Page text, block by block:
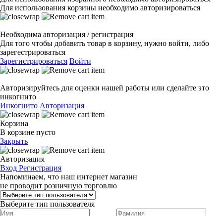
Для использования корзины необходимо авторизироваться
Необходима авторизация / регистрация
Для того чтобы добавить товар в корзину, нужно войти, либо
зарегестрироваться
Зарегистрироваться Войти
Авторизируйтесь для оценки нашей работы или сделайте это
инкогнито
Инкогнито Авторизация
Корзина
В корзине пусто
Закрыть
Авторизация
Вход Регистрация
Напоминаем, что наш интернет магазин
не проводит розничную торговлю
Выберите тип пользователя